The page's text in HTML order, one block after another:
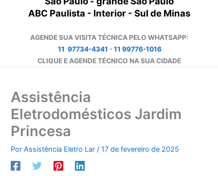
ABC Paulista - Interior - Sul de Minas
AGENDE SUA VISITA TÉCNICA PELO WHATSAPP:
11 97734-4341 -11 99776-1016
CLIQUE E AGENDE TÉCNICO NA SUA CIDADE
Assistência
Eletrodomésticos Jardim
Princesa
PorAssistência Eletro Lar/17 de fevereiro de 2025